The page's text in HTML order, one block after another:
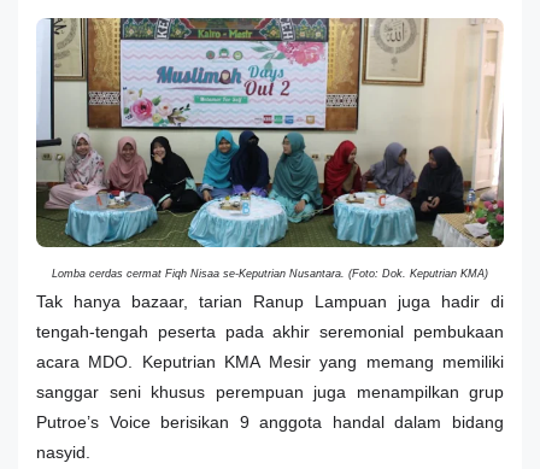
Lomba cerdas cermat Fiqh Nisaa se-Keputrian Nusantara. (Foto: Dok. Keputrian KMA)
Tak hanya bazaar, tarian Ranup Lampuan juga hadir di
tengah-tengah peserta pada akhir seremonial pembukaan
acara MDO. Keputrian KMA Mesir yang memang memiliki
sanggar seni khusus perempuan juga menampilkan grup
Putroe’s Voice berisikan 9 anggota handal dalam bidang
nasyid.